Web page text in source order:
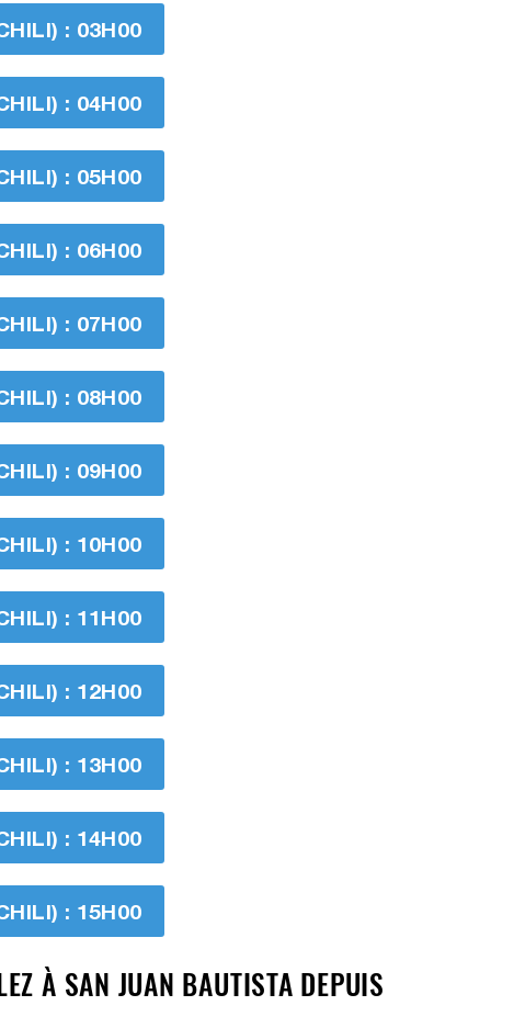
: 03H00
: 04H00
: 05H00
: 06H00
: 07H00
: 08H00
: 09H00
: 10H00
: 11H00
: 12H00
: 13H00
: 14H00
: 15H00
À SAN JUAN BAUTISTA DEPUIS